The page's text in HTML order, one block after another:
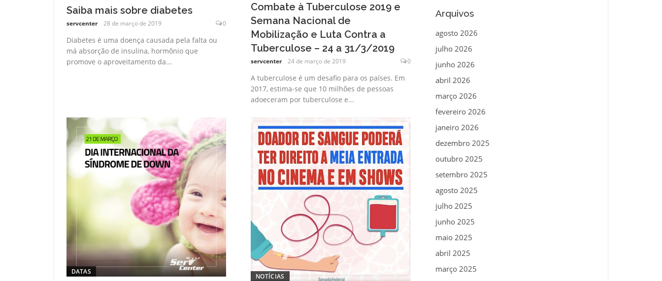
Saiba mais sobre diabetes
servcenter 28 de março de 2019 0
Diabetes é uma doença causada pela falta ou
má absorção de insulina, hormônio que
promove o aproveitamento da...
Combate à Tuberculose 2019 e
Semana Nacional de
Mobilização e Luta Contra a
Tuberculose – 24 a 31/3/2019
servcenter 24 de março de 2019 0
A tuberculose é um desafio para os países. Em
2017, estima-se que 10 milhões de pessoas
adoeceram por tuberculose e...
DATAS
NOTÍCIAS
Arquivos
agosto 2026
julho 2026
junho 2026
abril 2026
março 2026
fevereiro 2026
janeiro 2026
dezembro 2025
outubro 2025
setembro 2025
agosto 2025
julho 2025
junho 2025
maio 2025
abril 2025
março 2025